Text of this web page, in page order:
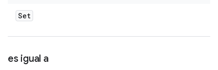
Set
es igual a